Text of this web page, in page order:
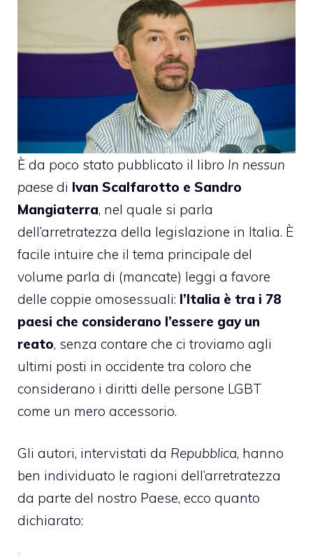
È da poco stato pubblicato il libro In nessun
paese di Ivan Scalfarotto e Sandro
Mangiaterra, nel quale si parla
dell’arretratezza della legislazione in Italia. È
facile intuire che il tema principale del
volume parla di (mancate) leggi a favore
delle coppie omosessuali: l’Italia è tra i 78
paesi che considerano l’essere gay un
reato, senza contare che ci troviamo agli
ultimi posti in occidente tra coloro che
considerano i diritti delle persone LGBT
come un mero accessorio.
Gli autori, intervistati da Repubblica, hanno
ben individuato le ragioni dell’arretratezza
da parte del nostro Paese, ecco quanto
dichiarato: